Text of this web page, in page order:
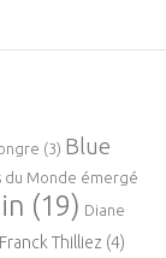
(3) Blue
du Monde émergé
(19) Diane
Franck Thilliez (4)